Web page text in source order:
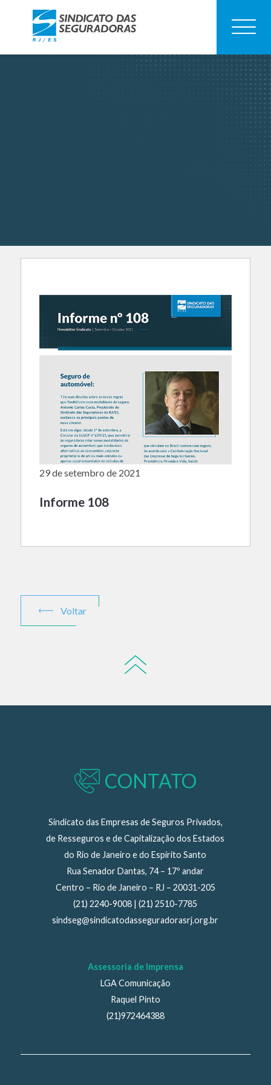
29 de setembro de 2021
Informe 108
Voltar
CONTATO
Sindicato das Empresas de Seguros Privados,
de Resseguros e de Capitalização dos Estados
do Rio de Janeiro e do Espírito Santo
Rua Senador Dantas, 74 – 17º andar
Centro – Rio de Janeiro – RJ – 20031-205
(21) 2240-9008 | (21) 2510-7785
sindseg@sindicatodasseguradorasrj.org.br
Assessoria de Imprensa
LGA Comunicação
Raquel Pinto
(21)972464388